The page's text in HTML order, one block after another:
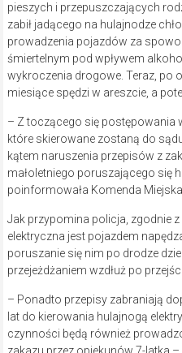
pieszych i przepuszczających
zabił jadącego na hulajnodze
prowadzenia pojazdów za
śmiertelnym pod wpływem
wykroczenia drogowe. Teraz, po
miesiące spędzi w areszcie, a
– Z toczącego się postępowania
które skierowane zostaną do
kątem naruszenia przepisów z
małoletniego poruszającego się
poinformowała Komenda
Jak przypomina policja, zgodnie
elektryczna jest pojazdem
poruszanie się nim po drodze
przejeżdżaniem wzdłuż po
– Ponadto przepisy zabraniają
lat do kierowania hulajnogą
czynności będą również